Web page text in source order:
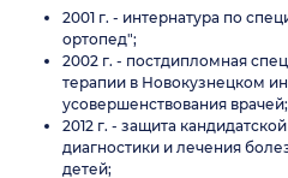
2001 г. - интернатура по
ортопед";
2002 г. - постдипломная
терапии в Новокузнецком
усовершенствования врачей;
2012 г. - защита
диагностики и лечения
детей;